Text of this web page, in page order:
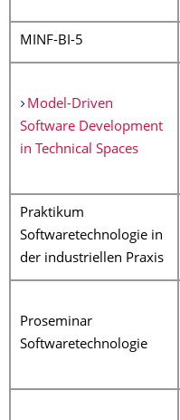
MINF-BI-5
Model-Driven
Software Development
in Technical Spaces
Praktikum
Softwaretechnologie in
der industriellen Praxis
Proseminar
Softwaretechnologie